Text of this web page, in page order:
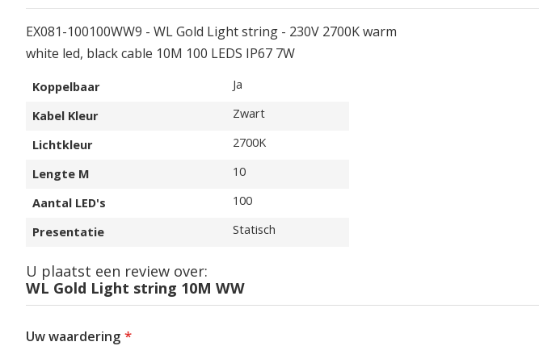
EX081-100100WW9 - WL Gold Light string - 230V 2700K warm
white led, black cable 10M 100 LEDS IP67 7W
Specificaties
Koppelbaar Ja
Kabel Kleur Zwart
Lichtkleur 2700K
Lengte M 10
Aantal LED's 100
Presentatie Statisch
U plaatst een review over:
WL Gold Light string 10M WW
Uw waardering